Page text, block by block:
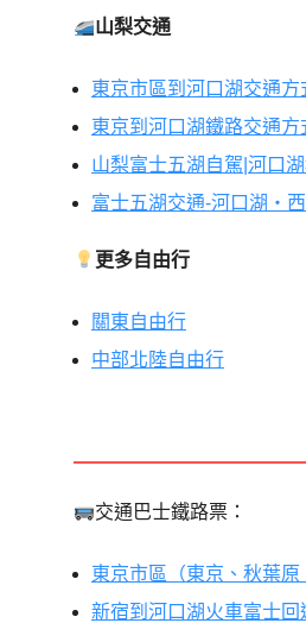
山梨交通
東京市區到河口湖交通
東京到河口湖鐵路交通
山梨富士五湖自駕|河口
富士五湖交通-河口湖・
更多自由行
關東自由行
中部北陸自由行
交通巴士鐵路票：
東京市區（東京、秋葉
新宿到河口湖火車富士回